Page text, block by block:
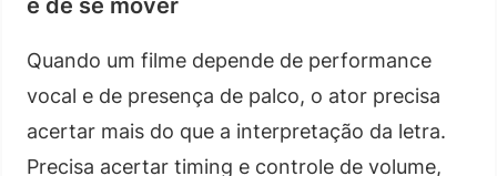
e de se mover
Quando um filme depende de performance
vocal e de presença de palco, o ator precisa
acertar mais do que a interpretação da letra.
Precisa acertar timing e controle de volume,